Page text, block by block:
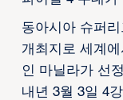
동아시아 슈퍼
개최지로 세계
인 마닐라가 선
내년 3월 3일 4